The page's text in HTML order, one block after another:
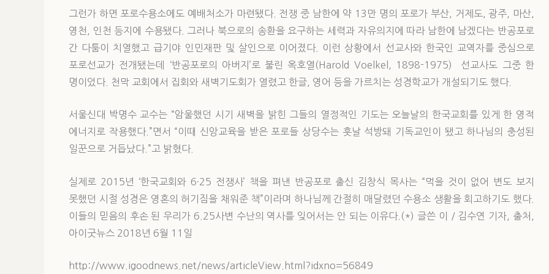
그런가 하면 포로수용소에도 예배처소가 마련됐다. 전쟁 중 남한에 약 13만 명의 포로가 부산, 거제도, 광주, 마산,
영천, 인천 등지에 수용됐다. 그러나 북으로의 송환을 요구하는 세력과 자유의지에 따라 남한에 남겠다는 반공포로
간 다툼이 치열했고 급기야 인민재판 및 살인으로 이어졌다. 이런 상황에서 선교사와 한국인 교역자를 중심으로
포로선교가 전개됐는데 ‘반공포로의 아버지’로 불린 옥호열(Harold Voelkel, 1898-1975) 선교사도 그중 한
명이었다. 천막 교회에서 집회와 새벽기도회가 열렸고 한글, 영어 등을 가르치는 성경학교가 개설되기도 했다.
서울신대 박명수 교수는 “암울했던 시기 새벽을 밝힌 그들의 열정적인 기도는 오늘날의 한국교회를 있게 한 영적
에너지로 작용했다.”면서 “이때 신앙교육을 받은 포로들 상당수는 훗날 석방돼 기독교인이 됐고 하나님의 충성된
일꾼으로 거듭났다.”고 밝혔다.
실제로 2015년 ‘한국교회와 6·25 전쟁사’ 책을 펴낸 반공포로 출신 김창식 목사는 “먹을 것이 없어 변도 보지
못했던 시절 성경은 영혼의 허기짐을 채워준 책”이라며 하나님께 간절히 매달렸던 수용소 생활을 회고하기도 했다.
이들의 믿음의 후손 된 우리가 6.25사변 수난의 역사를 잊어서는 안 되는 이유다.(*) 글쓴 이 / 김수연 기자, 출처,
아이굿뉴스 2018년 6월 11일
http://www.igoodnews.net/news/articleView.html?idxno=56849